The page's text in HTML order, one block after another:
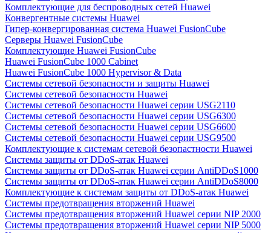
Комплектующие для беспроводных сетей Huawei
Конвергентные системы Huawei
Гипер-конвергированная система Huawei FusionCube
Серверы Huawei FusionCube
Комплектующие Huawei FusionCube
Huawei FusionCube 1000 Cabinet
Huawei FusionCube 1000 Hypervisor & Data
Системы сетевой безопасности и защиты Huawei
Системы сетевой безопасности Huawei
Системы сетевой безопасности Huawei серии USG2110
Системы сетевой безопасности Huawei серии USG6300
Системы сетевой безопасности Huawei серии USG6600
Системы сетевой безопасности Huawei серии USG9500
Комплектующие к системам сетевой безопастности Huawei
Системы защиты от DDoS-атак Huawei
Системы защиты от DDoS-атак Huawei серии AntiDDoS1000
Системы защиты от DDoS-атак Huawei серии AntiDDoS8000
Комплектующие к системам защиты от DDoS-атак Huawei
Системы предотвращения вторжений Huawei
Системы предотвращения вторжений Huawei серии NIP 2000
Системы предотвращения вторжений Huawei серии NIP 5000